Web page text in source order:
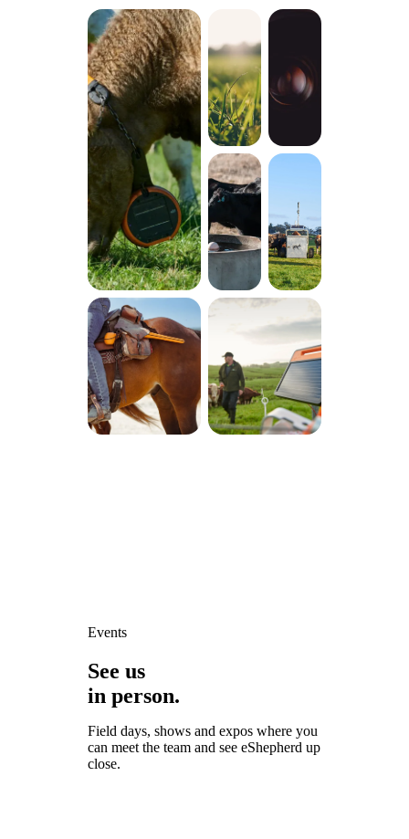
Events
See us
in person.
Field days, shows and expos where you
can meet the team and see eShepherd up
close.